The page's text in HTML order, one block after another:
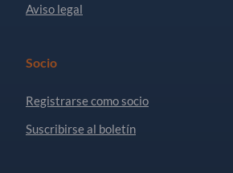
Aviso legal
Socio
Registrarse como socio
Suscribirse al boletín